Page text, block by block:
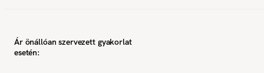
Ár önállóan szervezett gyakorlat
esetén: